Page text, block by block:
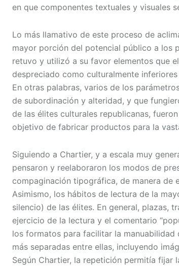
en que componentes textuales y visuales
Lo más llamativo de este proceso de
mayor porción del potencial público a los
retuvo y utilizó a su favor elementos que
despreciado como culturalmente
En otras palabras, varios de los
de subordinación y alteridad, y que
de las élites culturales republicanas,
objetivo de fabricar productos para la
Siguiendo a Chartier, y a escala muy
pensaron y reelaboraron los modos de
compaginación tipográfica, de manera de
Asimismo, los hábitos de lectura de la
silencio) de las élites. En general, plazas,
ejercicio de la lectura y el comentario
los formatos para facilitar la manuabilidad
más separadas entre ellas, incluyendo
Según Chartier, la repetición permitía fijar